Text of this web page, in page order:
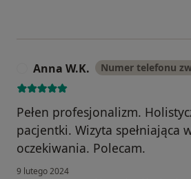
Anna W.K. Numer telefonu
Pełen profesjonalizm.
pacjentki. Wizyta spełniająca
oczekiwania. Polecam.
9 lutego 2024